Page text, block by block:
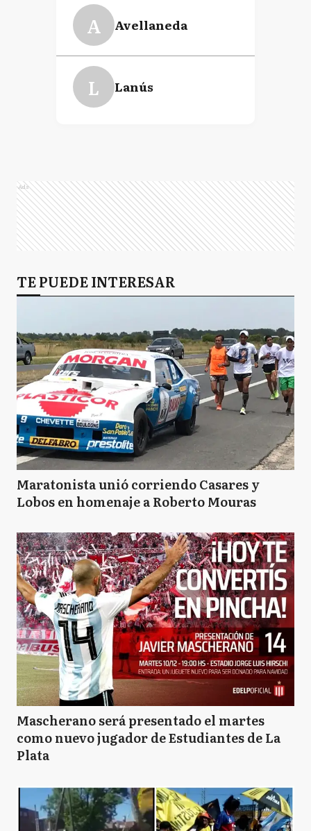
A Avellaneda
L Lanús
Ads
TE PUEDE INTERESAR
Maratonista unió corriendo Casares y
Lobos en homenaje a Roberto Mouras
Mascherano será presentado el martes
como nuevo jugador de Estudiantes de La
Plata